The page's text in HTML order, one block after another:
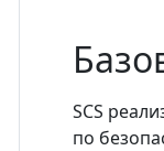
SCS
по